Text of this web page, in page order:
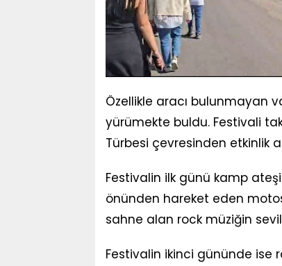
Özellikle aracı bulunmayan
yürümekte buldu. Festivali
Türbesi çevresinden etkinlik
Festivalin ilk günü kamp
önünden hareket eden
sahne alan rock müziğin
Festivalin ikinci gününde ise